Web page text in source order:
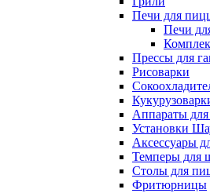
Печи для
Печи
Прессы для
Рисоварки
Аппараты для
Установки
Аксессуары
Темперы для
Столы для
Фритюрницы